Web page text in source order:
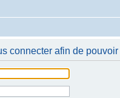
connecter afin de